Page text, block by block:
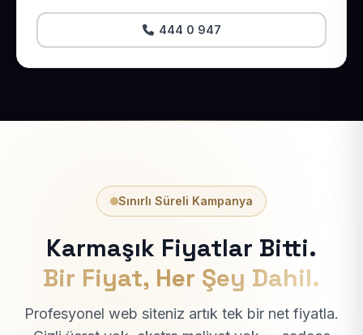
444 0 947
Sınırlı Süreli Kampanya
Karmaşık Fiyatlar Bitti.
Bir Fiyat, Her Şey Dahil.
Profesyonel web siteniz artık tek bir net fiyatla.